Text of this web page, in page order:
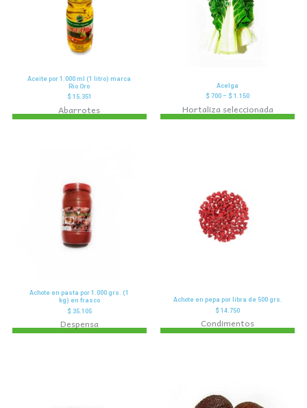
Aceite por 1.000 ml (1 litro) marca
Rio Oro
$15.351
Abarrotes
Acelga
$ 700 – $ 1.150
Hortaliza seleccionada
Achote en pasta por 1.000 grs. (1
kg) en frasco
$35.105
Despensa
Achote en pepa por libra de 500 grs.
$ 14.750
Condimentos